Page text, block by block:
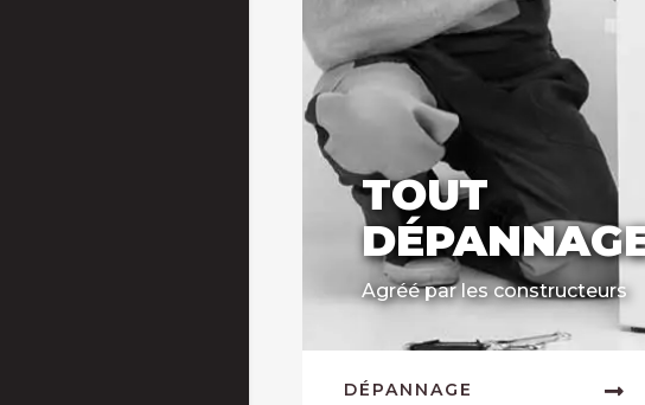
TOUT
Agréé par les constructeurs
DÉPANNAGE